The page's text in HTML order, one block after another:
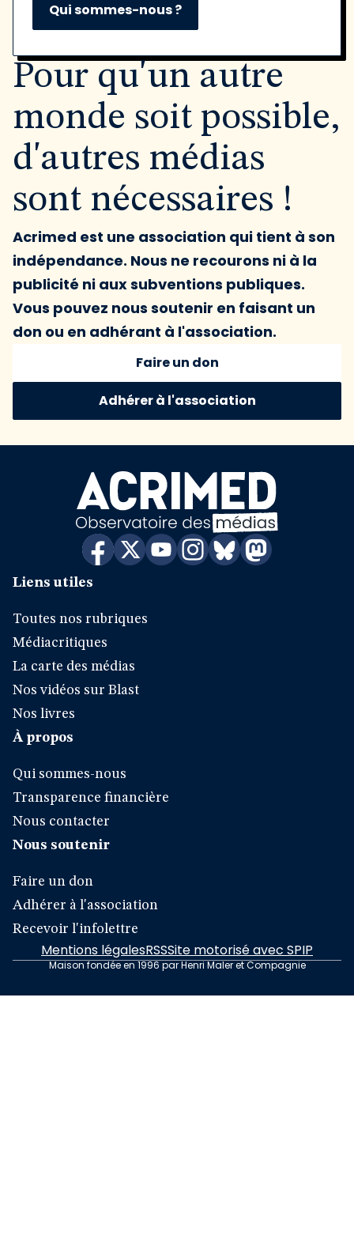
Qui sommes-nous ?
Pour qu'un autre
monde soit possible,
d'autres médias
sont nécessaires !
Acrimed est une association qui tient à son
indépendance. Nous ne recourons ni à la
publicité ni aux subventions publiques.
Vous pouvez nous soutenir en faisant un
don ou en adhérant à l'association.
Faire un don
Adhérer à l'association
Liens utiles
Toutes nos rubriques
Médiacritiques
La carte des médias
Nos vidéos sur Blast
Nos livres
À propos
Qui sommes-nous
Transparence financière
Nous contacter
Nous soutenir
Faire un don
Adhérer à l'association
Recevoir l'infolettre
Mentions légalesRSSSite motorisé avec SPIP
Maison fondée en 1996 par Henri Maler et Compagnie